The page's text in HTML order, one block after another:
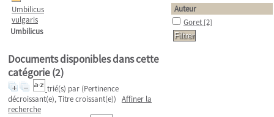
Umbilicus
vulgaris
Umbilicus
Documents disponibles dans cette
catégorie (2)
trié(s) par (Pertinence
décroissant(e), Titre croissant(e)) Affiner la
recherche
Auteur
Goret [2]